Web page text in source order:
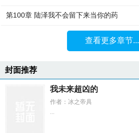
第100章 陆泽我不会留下来当你的药
查看更多章节...
封面推荐
我未来超凶的
作者：冰之帝具
...